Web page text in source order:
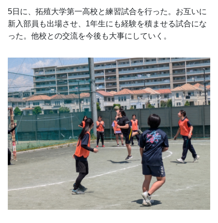
5日に、拓殖大学第一高校と練習試合を行った。お互いに
新入部員も出場させ、1年生にも経験を積ませる試合にな
った。他校との交流を今後も大事にしていく。